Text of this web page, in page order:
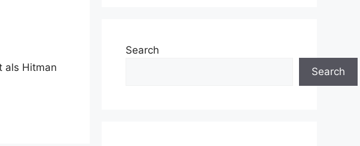
als Hitman
Search
Search